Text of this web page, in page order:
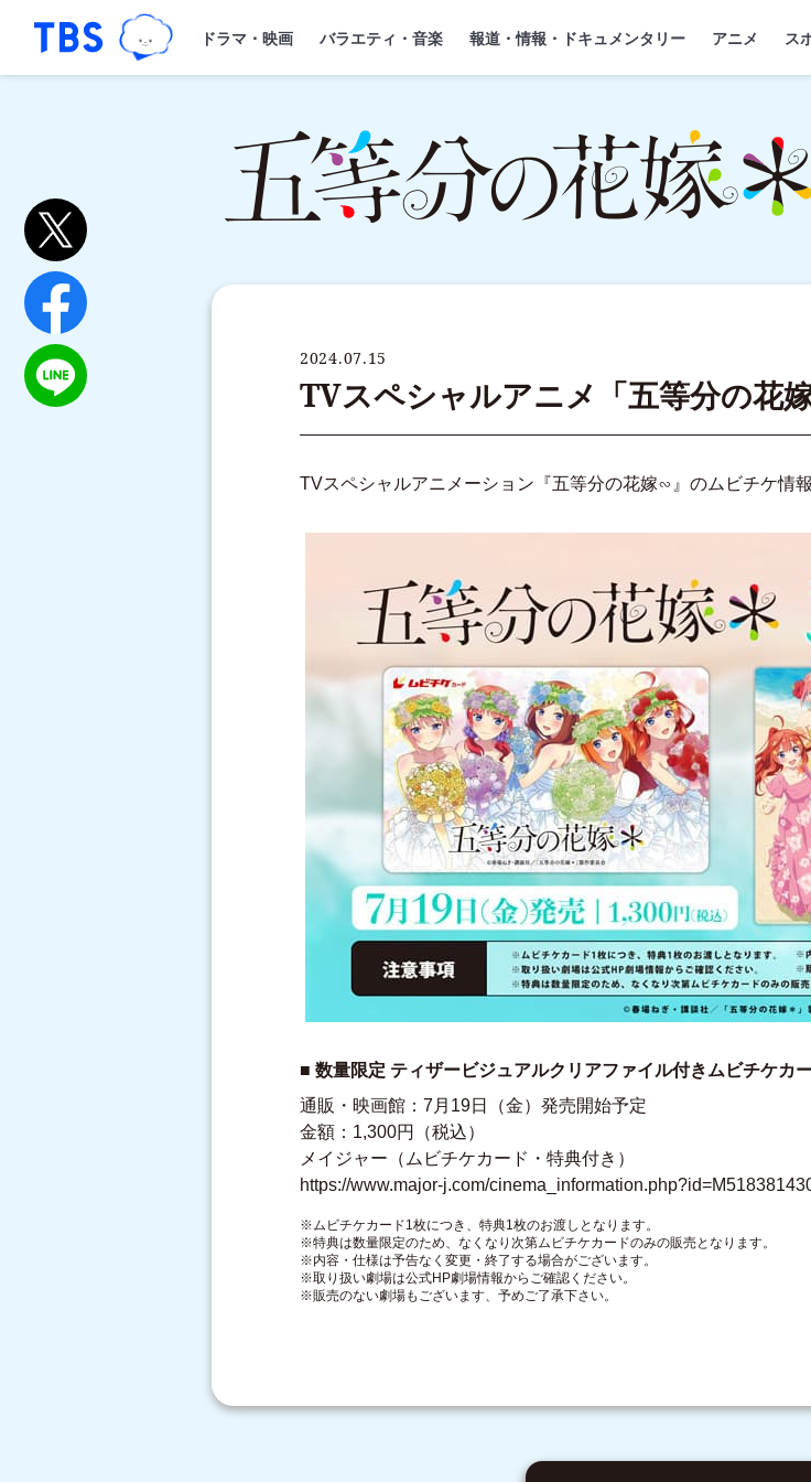
「TBSテレビ｜ときめくときを。」トップページ
TBSグループキャラクター『ワクティ』
ドラマ・映画 バラエティ・音楽 報道・情報・ドキュメンタリー アニメ ス
2024.07.15
TVスペシャルアニメ「五等分の花
TVスペシャルアニメーション『五等分の花嫁∽』のムビチケ情報
■ 数量限定 ティザービジュアルクリアファイル付きムビチケカ
通販・映画館：7月19日（金）発売開始予定
金額：1,300円（税込）
メイジャー（ムビチケカード・特典付き）
https://www.major-j.com/
※ムビチケカード1枚につき、特典1枚のお渡しとなります。
※特典は数量限定のため、なくなり次第ムビチケカードのみの販売となります。
※内容・仕様は予告なく変更・終了する場合がございます。
※取り扱い劇場は公式HP劇場情報からご確認ください。
※販売のない劇場もございます、予めご了承下さい。